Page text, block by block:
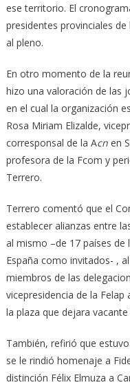
ese territorio. El
presidentes provinciales
al pleno.
En otro momento de la
hizo una valoración de las
en el cual la organización
Rosa Miriam Elizalde,
corresponsal de la Acnen
profesora de la Fcom y
Terrero.
Terrero comentó que el
establecer alianzas entre
al mismo –de 17 países de
España como invitados- ,
miembros de las
vicepresidencia de la
la plaza que dejara vacante
También, refirió que
se le rindió homenaje a
distinción Félix Elmuza a